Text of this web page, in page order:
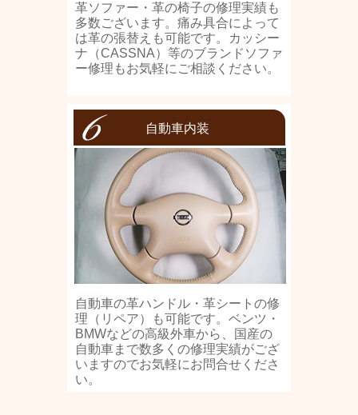
革ソファー・革の椅子の修理実績も
多数ございます。痛み具合によって
は革の張替えも可能です。カッシー
ナ（CASSNA）等のブランドソファ
ー修理もお気軽にご相談ください。
自動車内装
自動車の革ハンドル・革シートの修
理（リペア）も可能です。ベンツ・
BMWなどの高級外車から、国産の
自動車まで数多くの修理実績がござ
いますのでお気軽にお問合せくださ
い。